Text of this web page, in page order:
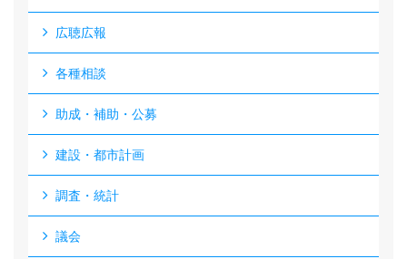
広聴広報
各種相談
助成・補助・公募
建設・都市計画
調査・統計
議会